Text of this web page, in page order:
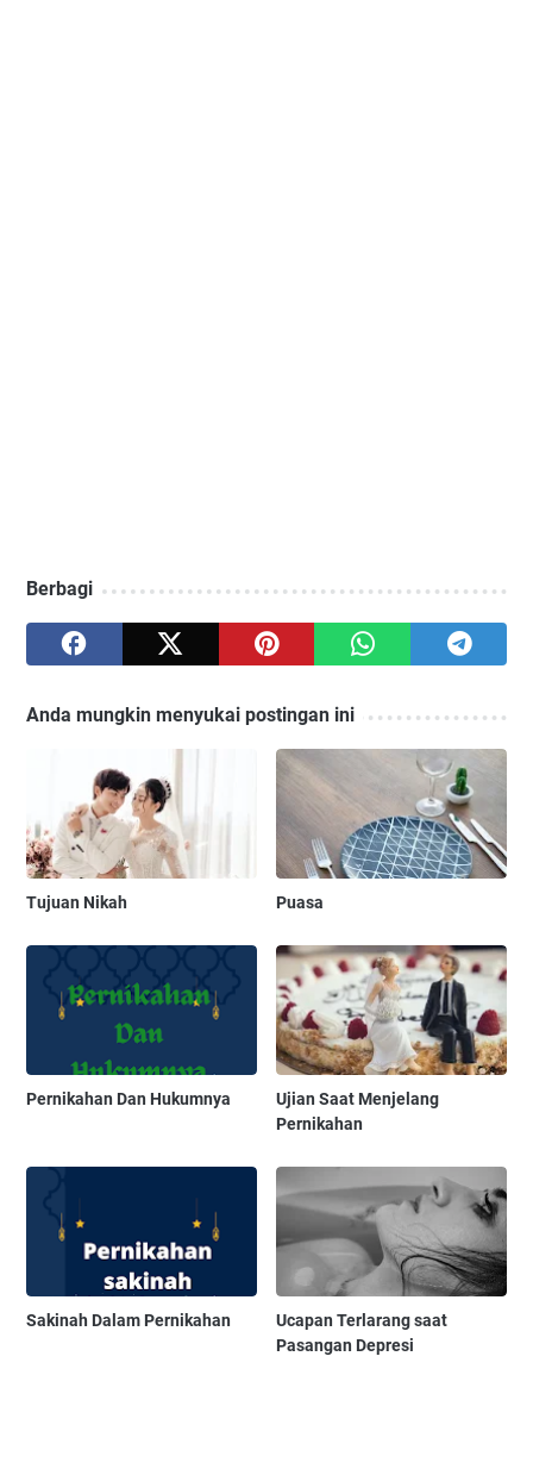
Berbagi
Anda mungkin menyukai postingan ini
Tujuan Nikah Puasa
Pernikahan Dan Hukumnya
Ujian Saat Menjelang
Pernikahan
Sakinah Dalam Pernikahan
Ucapan Terlarang saat
Pasangan Depresi